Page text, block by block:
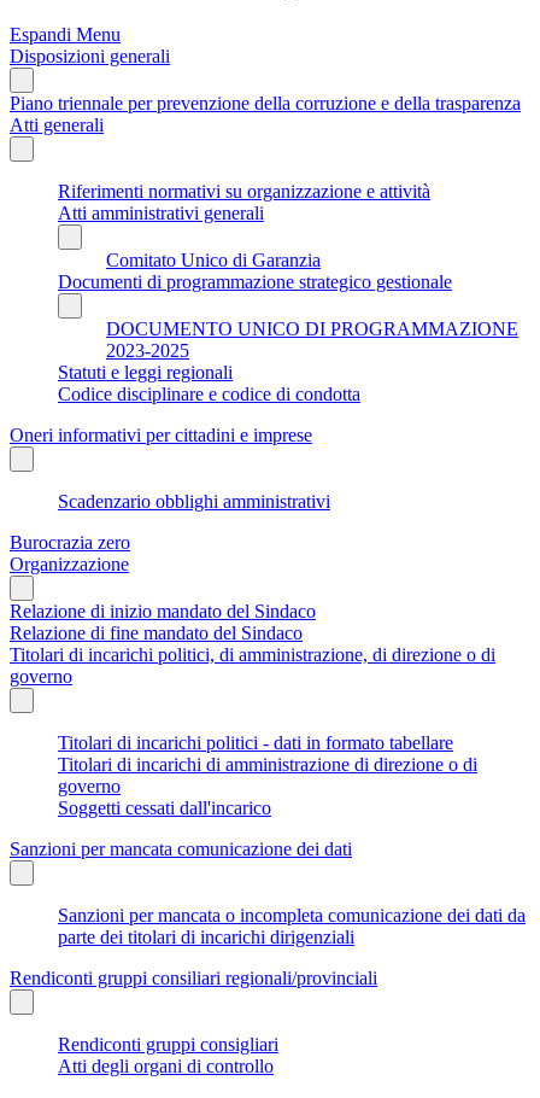
Espandi Menu
Disposizioni generali
Piano triennale per prevenzione della corruzione e della trasparenza
Atti generali
Riferimenti normativi su organizzazione e attività
Atti amministrativi generali
Comitato Unico di Garanzia
Documenti di programmazione strategico gestionale
DOCUMENTO UNICO DI PROGRAMMAZIONE
2023-2025
Statuti e leggi regionali
Codice disciplinare e codice di condotta
Oneri informativi per cittadini e imprese
Scadenzario obblighi amministrativi
Burocrazia zero
Organizzazione
Relazione di inizio mandato del Sindaco
Relazione di fine mandato del Sindaco
Titolari di incarichi politici, di amministrazione, di direzione o di
governo
Titolari di incarichi politici - dati in formato tabellare
Titolari di incarichi di amministrazione di direzione o di
governo
Soggetti cessati dall'incarico
Sanzioni per mancata comunicazione dei dati
Sanzioni per mancata o incompleta comunicazione dei dati da
parte dei titolari di incarichi dirigenziali
Rendiconti gruppi consiliari regionali/provinciali
Rendiconti gruppi consigliari
Atti degli organi di controllo